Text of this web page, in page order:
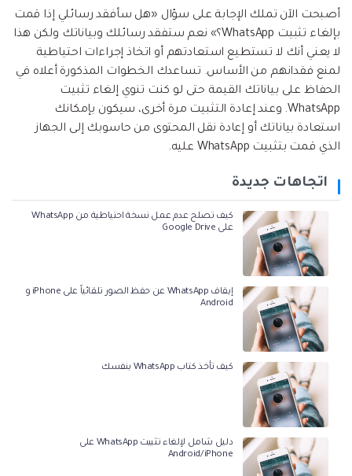
أصبحت الآن تملك الإجابة على سؤال «هل سأفقد رسائلي إذا قمت
بإلغاء تثبيت WhatsApp؟» نعم ستفقد رسائلك وبياناتك ولكن هذا
لا يعني أنك لا تستطيع استعادتهم أو اتخاذ إجراءات احتياطية
لمنع فقدانهم من الأساس. تساعدك الخطوات المذكورة أعلاه في
الحفاظ على بياناتك القيمة حتى لو كنت تنوي إلغاء تثبيت
WhatsApp. وعند إعادة التثبيت مرة أخرى، سيكون بإمكانك
استعادة بياناتك أو إعادة نقل المحتوى من حاسوبك إلى الجهاز
الذي قمت بتثبيت WhatsApp عليه.
اتجاهات جديدة
كيف تصلح عدم عمل نسخة احتياطية من WhatsApp
على Google Drive
إيقاف WhatsApp عن حفظ الصور تلقائياً على iPhone و
Android
كيف تأخذ كتاب WhatsApp بنفسك
دليل شامل لإلغاء تثبيت WhatsApp على
Android/iPhone